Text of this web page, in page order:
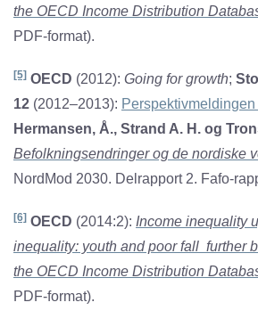
the OECD Income Distribution
PDF-format).
[5] OECD (2012): Going for growth;
12 (2012–2013):
Hermansen, Å., Strand A. H. og
Befolkningsendringer og de nordiske
NordMod 2030. Delrapport 2. Fafo-
[6] OECD (2014:2): Income inequality
inequality: youth and poor fall further
the OECD Income Distribution
PDF-format).